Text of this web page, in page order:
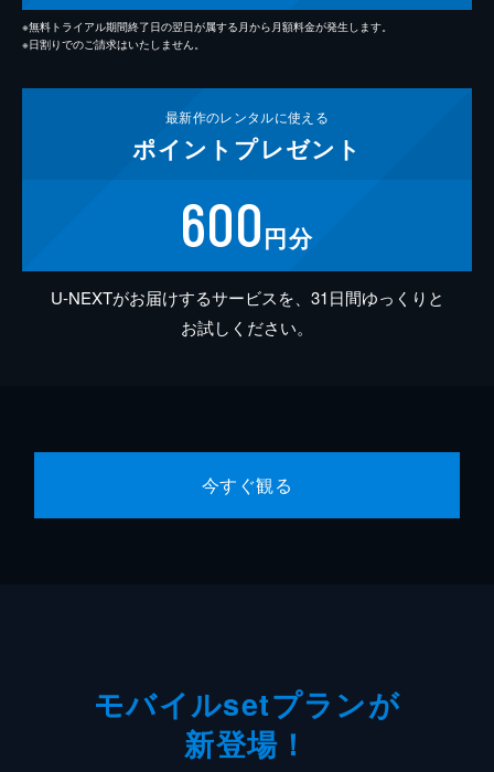
※無料トライアル期間終了日の翌日が属する月から月額料金が発生します。
※日割りでのご請求はいたしません。
最新作のレンタルに使える
ポイント プレゼント
600円分
U-NEXTがお届けするサービスを、31日間ゆっくりと
お試しください。
今すぐ観る
モバイルsetプランが
新登場！